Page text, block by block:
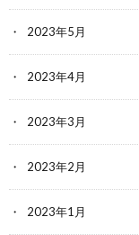
2023年5月
2023年4月
2023年3月
2023年2月
2023年1月